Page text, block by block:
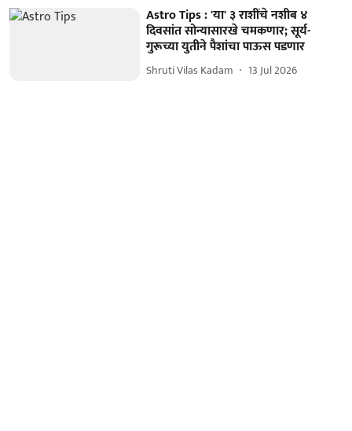
Astro Tips : 'या' ३ राशींचे नशीब ४
दिवसांत सोन्यासारखे चमकणार; सूर्य-
गुरूच्या युतीने पैशांचा पाऊस पडणार
Shruti Vilas Kadam 13 Jul 2026